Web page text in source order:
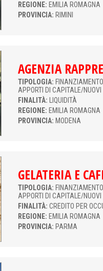
REGIONE: EMILIA ROMAGNA
PROVINCIA: RIMINI
AGENZIA
TIPOLOGIA:
APPORTI DI CAPITALE/NUOVI
FINALITÀ:
LIQUIDITÀ
REGIONE: EMILIA ROMAGNA
PROVINCIA: MODENA
GELATERIA E
TIPOLOGIA:
APPORTI DI CAPITALE/NUOVI
FINALITÀ: CREDITO PER
REGIONE: EMILIA ROMAGNA
PROVINCIA: PARMA